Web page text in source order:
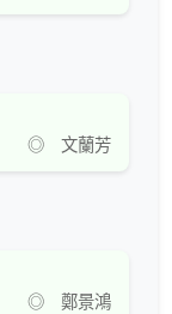
◎ 文蘭芳
◎ 鄭景鴻